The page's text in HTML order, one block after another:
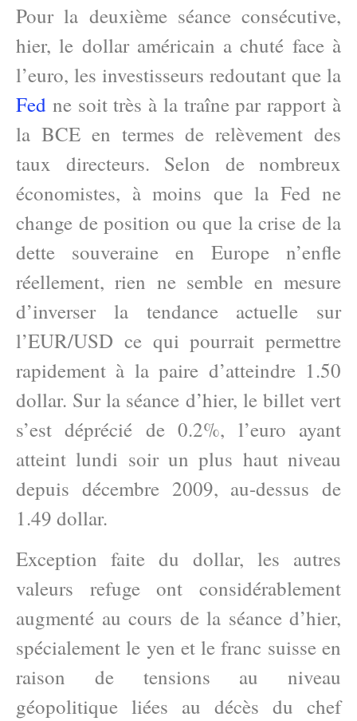
Pour la deuxième séance consécutive,
hier, le dollar américain a chuté face à
l’euro, les investisseurs redoutant que la
Fed ne soit très à la traîne par rapport à
la BCE en termes de relèvement des
taux directeurs. Selon de nombreux
économistes, à moins que la Fed ne
change de position ou que la crise de la
dette souveraine en Europe n’enfle
réellement, rien ne semble en mesure
d’inverser la tendance actuelle sur
l’EUR/USD ce qui pourrait permettre
rapidement à la paire d’atteindre 1.50
dollar. Sur la séance d’hier, le billet vert
s’est déprécié de 0.2%, l’euro ayant
atteint lundi soir un plus haut niveau
depuis décembre 2009, au-dessus de
1.49 dollar.
Exception faite du dollar, les autres
valeurs refuge ont considérablement
augmenté au cours de la séance d’hier,
spécialement le yen et le franc suisse en
raison de tensions au niveau
géopolitique liées au décès du chef